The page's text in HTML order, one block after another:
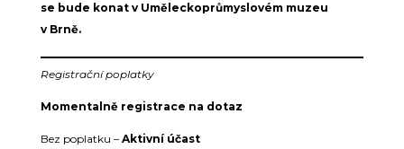
se bude konat v Uměleckoprůmyslovém muzeu
v Brně.
Registrační poplatky
Momentalně registrace na dotaz
Bez poplatku – Aktivní účast